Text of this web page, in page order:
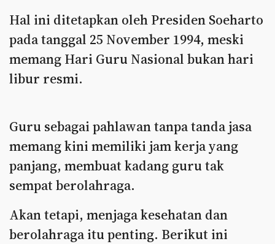
Hal ini ditetapkan oleh Presiden Soeharto
pada tanggal 25 November 1994, meski
memang Hari Guru Nasional bukan hari
libur resmi.
Guru sebagai pahlawan tanpa tanda jasa
memang kini memiliki jam kerja yang
panjang, membuat kadang guru tak
sempat berolahraga.
Akan tetapi, menjaga kesehatan dan
berolahraga itu penting. Berikut ini